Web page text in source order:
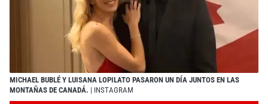
MICHAEL BUBLÉ Y LUISANA LOPILATO PASARON UN DÍA JUNTOS EN LAS
MONTAÑAS DE CANADÁ. | INSTAGRAM